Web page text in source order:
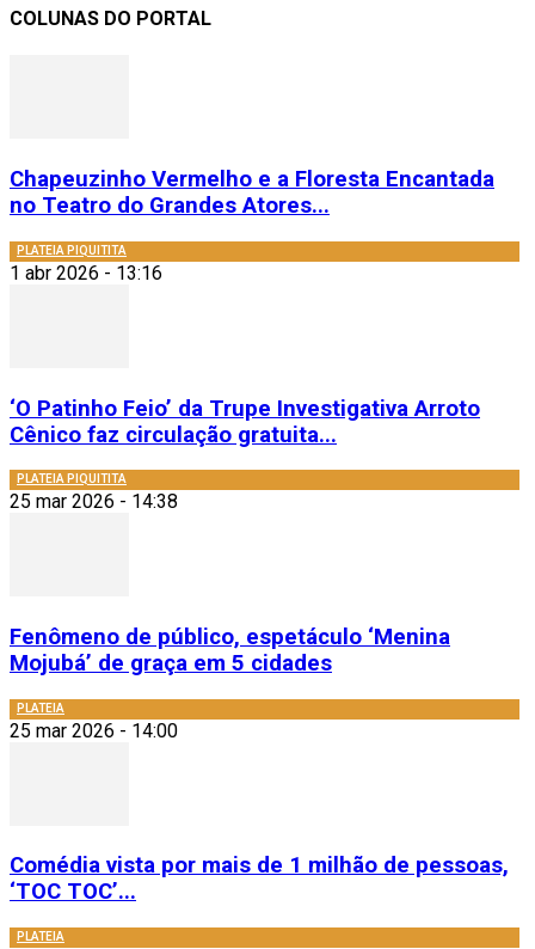
COLUNAS DO PORTAL
Chapeuzinho Vermelho e a Floresta Encantada
no Teatro do Grandes Atores...
PLATEIA PIQUITITA
1 abr 2026 - 13:16
‘O Patinho Feio’ da Trupe Investigativa Arroto
Cênico faz circulação gratuita...
PLATEIA PIQUITITA
25 mar 2026 - 14:38
Fenômeno de público, espetáculo ‘Menina
Mojubá’ de graça em 5 cidades
PLATEIA
25 mar 2026 - 14:00
Comédia vista por mais de 1 milhão de pessoas,
‘TOC TOC’...
PLATEIA